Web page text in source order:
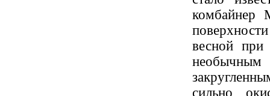
комбайнер
весной при
сильно